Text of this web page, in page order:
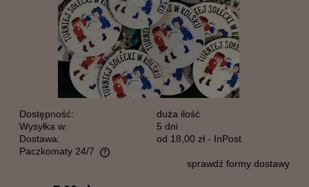
Dostępność:
duża ilość
Wysyłka w:
5 dni
Dostawa:
od 18,00 zł - InPost
Paczkomaty 24/7
Cena nie zawiera ewentualnych kosztów płatnościsprawdź formy dostawy